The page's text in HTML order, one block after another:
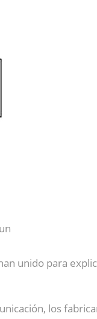
unido para
los